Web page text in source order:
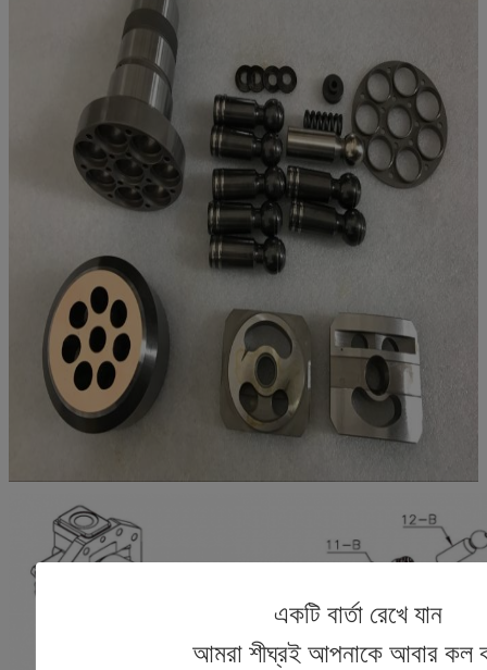
একটি বার্তা রেখে যান
আমরা শীঘ্রই আপনাকে আবার কল